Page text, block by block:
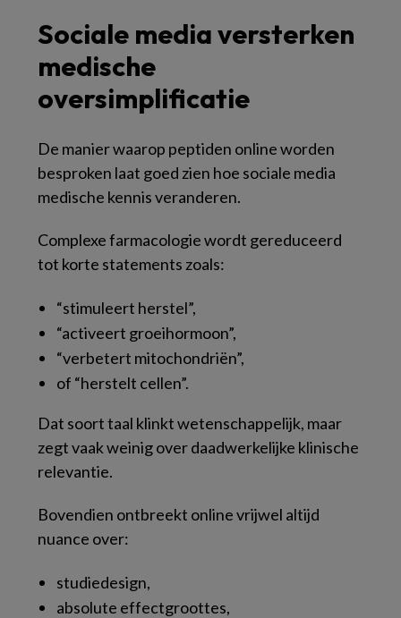
Sociale media versterken
medische
oversimplificatie
De manier waarop peptiden online worden
besproken laat goed zien hoe sociale media
medische kennis veranderen.
Complexe farmacologie wordt gereduceerd
tot korte statements zoals:
“stimuleert herstel”,
“activeert groeihormoon”,
“verbetert mitochondriën”,
of “herstelt cellen”.
Dat soort taal klinkt wetenschappelijk, maar
zegt vaak weinig over daadwerkelijke klinische
relevantie.
Bovendien ontbreekt online vrijwel altijd
nuance over:
studiedesign,
absolute effectgroottes,